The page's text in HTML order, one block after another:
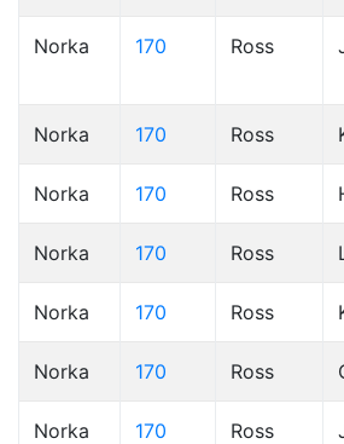
Norka 170 Ross
Norka 170 Ross
Norka 170 Ross
Norka 170 Ross
Norka 170 Ross
Norka 170 Ross
Norka 170 Ross